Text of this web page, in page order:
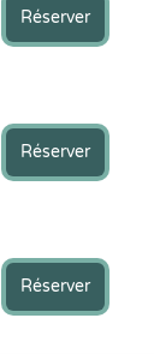
Réserver
Réserver
Réserver